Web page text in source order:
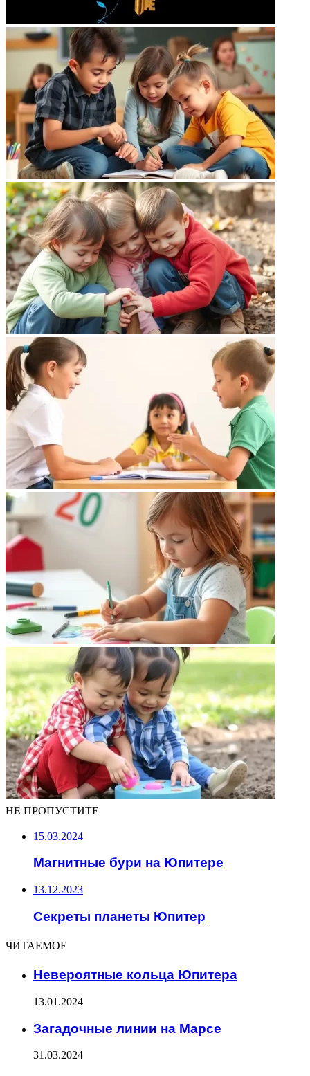
НЕ ПРОПУСТИТЕ
15.03.2024
Магнитные бури на Юпитере
13.12.2023
Секреты планеты Юпитер
ЧИТАЕМОЕ
Невероятные кольца Юпитера
13.01.2024
Загадочные линии на Марсе
31.03.2024